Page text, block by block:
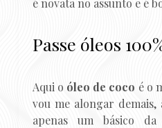
é novata no assunto e é
Passe óleos
Aqui o óleo de coco é o
vou me alongar demais,
apenas um básico